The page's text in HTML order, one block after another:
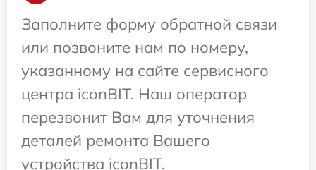
Заполните форму обратной связи
или позвоните нам по номеру,
указанному на сайте сервисного
центра iconBIT. Наш оператор
перезвонит Вам для уточнения
деталей ремонта Вашего
устройства iconBIT.